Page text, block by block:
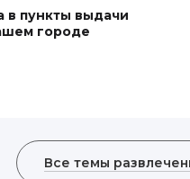
в пункты выдачи
городе
Все темы